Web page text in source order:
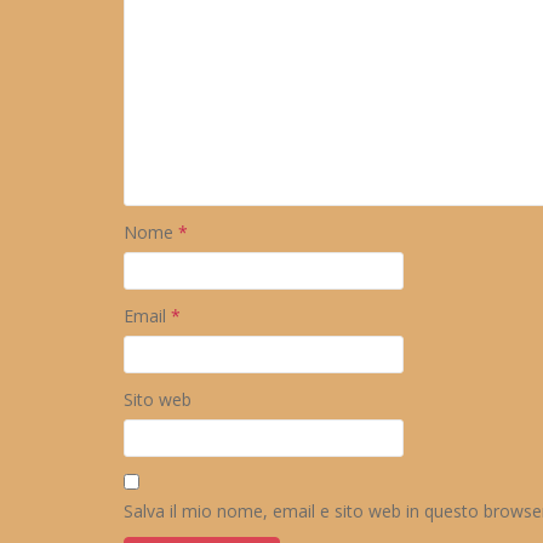
Nome *
Email *
Sito web
Salva il mio nome, email e sito web in questo